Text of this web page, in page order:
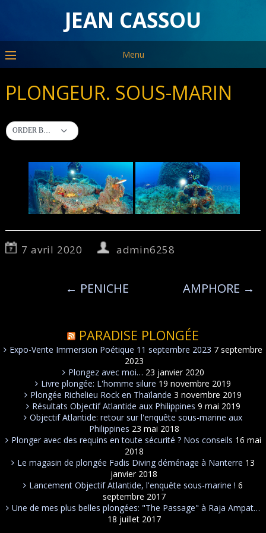
JEAN CASSOU
Menu
PLONGEUR. SOUS-MARIN
ORDER BY DEFAULT
7 avril 2020 admin6258
← PENICHE AMPHORE →
PARADISE PLONGÉE
Expo-Vente Immersion Poétique 11 septembre 2023 7 septembre
2023
Plongez avec moi… 23 janvier 2020
Livre plongée: L'homme silure 19 novembre 2019
Plongée Richelieu Rock en Thaïlande 3 novembre 2019
Résultats Objectif Atlantide aux Philippines 9 mai 2019
Objectif Atlantide: retour sur l'enquête sous-marine aux
Philippines 23 mai 2018
Plonger avec des requins en toute sécurité ? Nos conseils 16 mai
2018
Le magasin de plongée Fadis Diving déménage à Nanterre 13
janvier 2018
Lancement Objectif Atlantide, l'enquête sous-marine ! 6
septembre 2017
Une de mes plus belles plongées: "The Passage" à Raja Ampat…
18 juillet 2017